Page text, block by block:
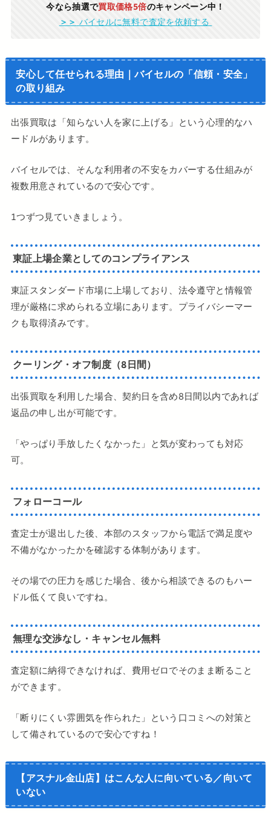
今なら抽選で買取価格5倍のキャンペーン中！
＞＞ バイセルに無料で査定を依頼する
安心して任せられる理由｜バイセルの「信頼・安全」
の取り組み
出張買取は「知らない人を家に上げる」という心理的なハ
ードルがあります。
バイセルでは、そんな利用者の不安をカバーする仕組みが
複数用意されているので安心です。
1つずつ見ていきましょう。
東証上場企業としてのコンプライアンス
東証スタンダード市場に上場しており、法令遵守と情報管
理が厳格に求められる立場にあります。プライバシーマー
クも取得済みです。
クーリング・オフ制度（8日間）
出張買取を利用した場合、契約日を含め8日間以内であれば
返品の申し出が可能です。
「やっぱり手放したくなかった」と気が変わっても対応
可。
フォローコール
査定士が退出した後、本部のスタッフから電話で満足度や
不備がなかったかを確認する体制があります。
その場での圧力を感じた場合、後から相談できるのもハー
ドル低くて良いですね。
無理な交渉なし・キャンセル無料
査定額に納得できなければ、費用ゼロでそのまま断ること
ができます。
「断りにくい雰囲気を作られた」という口コミへの対策と
して備されているので安心ですね！
【アスナル金山店】はこんな人に向いている／向いて
いない